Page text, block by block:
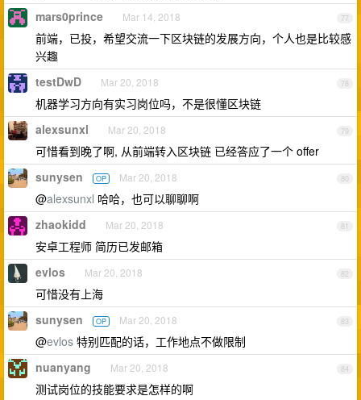
77
mars0prince Mar 14, 2018
前端，已投，希望交流一下区块链的发展方向，个人也是比较感
兴趣
78
testDwD Mar 20, 2018
机器学习方向有实习岗位吗，不是很懂区块链
79
alexsunxl Mar 20, 2018
可惜看到晚了啊, 从前端转入区块链 已经答应了一个 offer
80
sunysen OP Mar 20, 2018
@alexsunxl 哈哈，也可以聊聊啊
81
zhaokidd Mar 20, 2018
安卓工程师 简历已发邮箱
82
evlos Mar 20, 2018
可惜没有上海
83
sunysen OP Mar 20, 2018
@evlos 特别匹配的话，工作地点不做限制
84
nuanyang Mar 20, 2018
测试岗位的技能要求是怎样的啊